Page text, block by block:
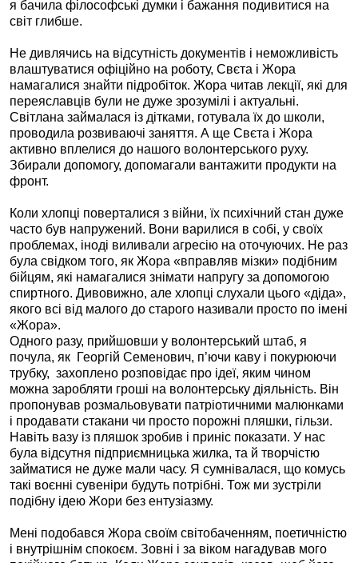
я бачила філософські думки і бажання подивитися на
світ глибше.
Не дивлячись на відсутність документів і неможливість
влаштуватися офіційно на роботу, Свєта і Жора
намагалися знайти підробіток. Жора читав лекції, які для
переяславців були не дуже зрозумілі і актуальні.
Світлана займалася із дітками, готувала їх до школи,
проводила розвиваючі заняття. А ще Свєта і Жора
активно вплелися до нашого волонтерського руху.
Збирали допомогу, допомагали вантажити продукти на
фронт.
Коли хлопці поверталися з війни, їх психічний стан дуже
часто був напружений. Вони варилися в собі, у своїх
проблемах, іноді виливали агресію на оточуючих. Не раз
була свідком того, як Жора «вправляв мізки» подібним
бійцям, які намагалися знімати напругу за допомогою
спиртного. Дивовижно, але хлопці слухали цього «діда»,
якого всі від малого до старого називали просто по імені
«Жора».
Одного разу, прийшовши у волонтерський штаб, я
почула, як Георгій Семенович, п’ючи каву і покурюючи
трубку, захоплено розповідає про ідеї, яким чином
можна заробляти гроші на волонтерську діяльність. Він
пропонував розмальовувати патріотичними малюнками
і продавати стакани чи просто порожні пляшки, гільзи.
Навіть вазу із пляшок зробив і приніс показати. У нас
була відсутня підприємницька жилка, та й творчістю
займатися не дуже мали часу. Я сумнівалася, що комусь
такі воєнні сувеніри будуть потрібні. Тож ми зустріли
подібну ідею Жори без ентузіазму.
Мені подобався Жора своїм світобаченням, поетичністю
і внутрішнім спокоєм. Зовні і за віком нагадував мого